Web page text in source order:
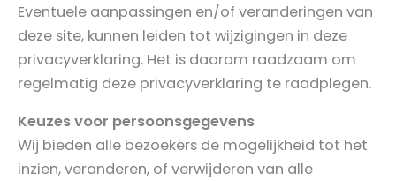
Eventuele aanpassingen en/of veranderingen van
deze site, kunnen leiden tot wijzigingen in deze
privacyverklaring. Het is daarom raadzaam om
regelmatig deze privacyverklaring te raadplegen.
Keuzes voor persoonsgegevens
Wij bieden alle bezoekers de mogelijkheid tot het
inzien, veranderen, of verwijderen van alle